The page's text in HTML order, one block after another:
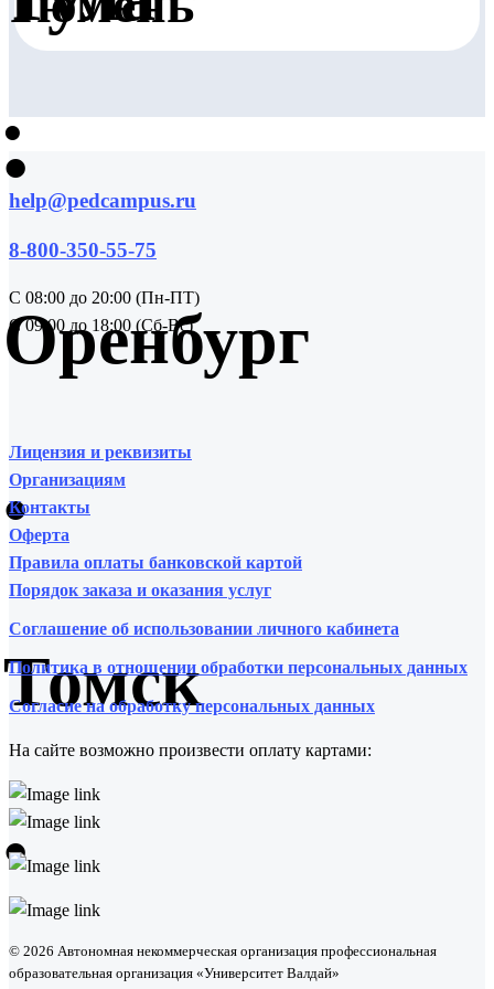
•
•
Оренбург
•
Томск
•
help@pedcampus.ru
8-800-350-55-75
С 08:00 до 20:00 (Пн-ПТ)
С 09:00 до 18:00 (Сб-Вс)
Лицензия и реквизиты
Организациям
Контакты
Оферта
Правила оплаты банковской картой
Порядок заказа и оказания услуг
Соглашение об использовании личного кабинета
Политика в отношении обработки персональных данных
Согласие на обработку персональных данных
На сайте возможно произвести оплату картами:
© 2026 Автономная некоммерческая организация профессиональная
образовательная организация «Университет Валдай»